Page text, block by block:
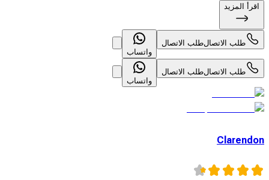
اقرأ المزيد
طلب الاتصالطلب الاتصال
واتساب
طلب الاتصالطلب الاتصال
واتساب
Clarendon